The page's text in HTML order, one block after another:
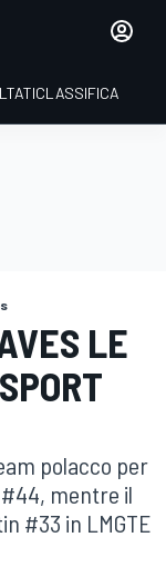
CLASSIFICA
LE
polacco per
mentre il
#33 in LMGTE